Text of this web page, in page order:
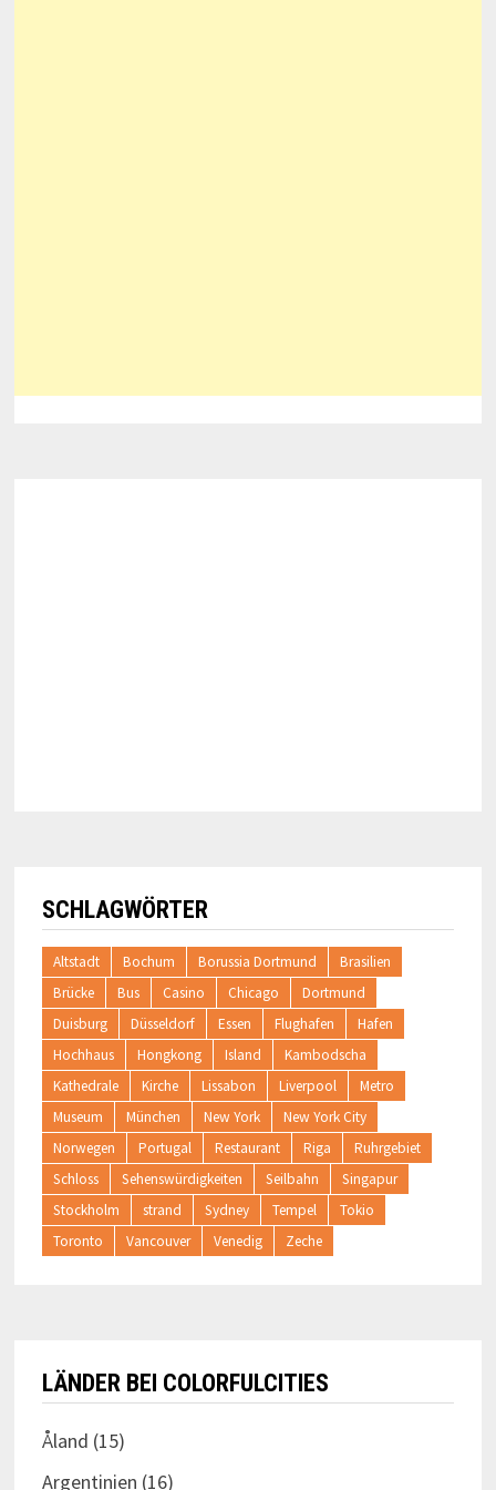
SCHLAGWÖRTER
Altstadt Bochum Borussia Dortmund
Brasilien
Brücke
Bus Casino Chicago
Dortmund
Duisburg
Düsseldorf Essen Flughafen
Hafen
Hochhaus
Hongkong Island
Kambodscha
Kathedrale
Kirche Lissabon Liverpool
Metro
Museum
München New York
New York City
Norwegen
Portugal Restaurant Riga
Ruhrgebiet
Schloss
Sehenswürdigkeiten Seilbahn
Singapur
Stockholm
strand Sydney Tempel
Tokio
Toronto
Vancouver Venedig Zeche
LÄNDER BEI COLORFULCITIES
Åland (15)
Argentinien (16)